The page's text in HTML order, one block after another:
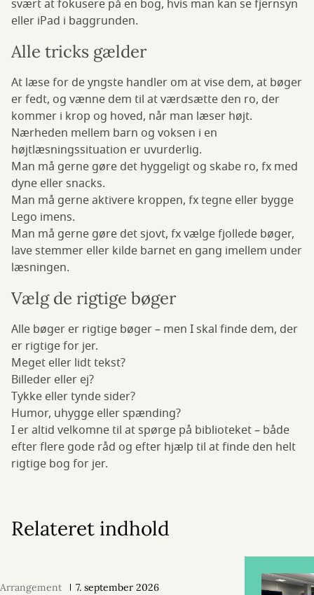
svært at fokusere på en bog, hvis man kan se fjernsyn
eller iPad i baggrunden.
Alle tricks gælder
At læse for de yngste handler om at vise dem, at bøger
er fedt, og vænne dem til at værdsætte den ro, der
kommer i krop og hoved, når man læser højt.
Nærheden mellem barn og voksen i en
højtlæsningssituation er uvurderlig.
Man må gerne gøre det hyggeligt og skabe ro, fx med
dyne eller snacks.
Man må gerne aktivere kroppen, fx tegne eller bygge
Lego imens.
Man må gerne gøre det sjovt, fx vælge fjollede bøger,
lave stemmer eller kilde barnet en gang imellem under
læsningen.
Vælg de rigtige bøger
Alle bøger er rigtige bøger – men I skal finde dem, der
er rigtige for jer.
Meget eller lidt tekst?
Billeder eller ej?
Tykke eller tynde sider?
Humor, uhygge eller spænding?
I er altid velkomne til at spørge på biblioteket – både
efter flere gode råd og efter hjælp til at finde den helt
rigtige bog for jer.
Relateret indhold
Arrangement 7. september 2026